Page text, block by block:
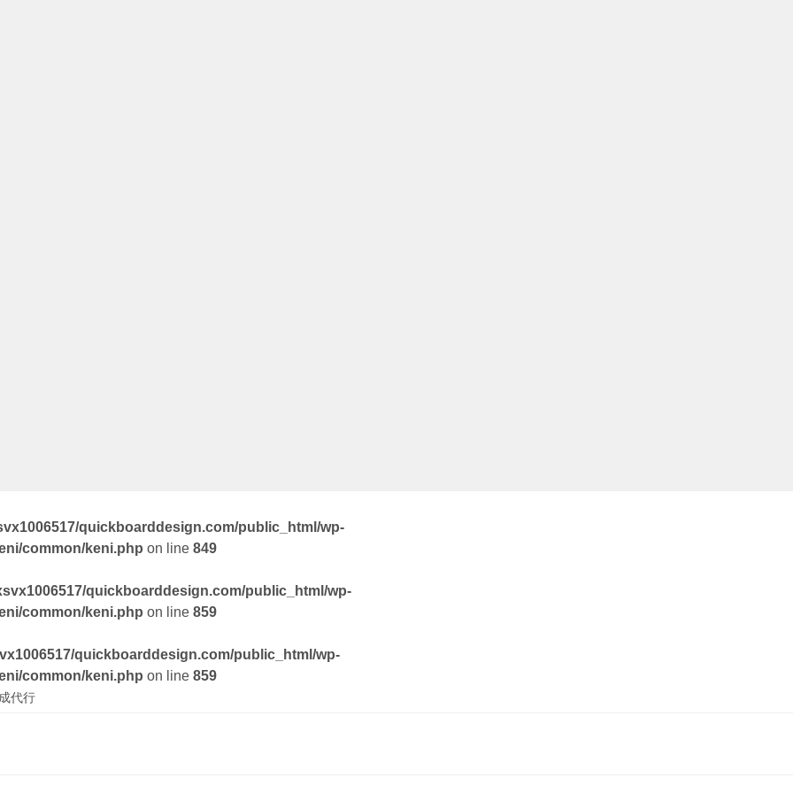
quickboarddesign.com/public_html/wp-
common/keni.php on line 849
quickboarddesign.com/public_html/wp-
common/keni.php on line 859
quickboarddesign.com/public_html/wp-
common/keni.php on line 859
代行